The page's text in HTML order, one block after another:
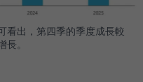
看出，第四季的季度成長較
。